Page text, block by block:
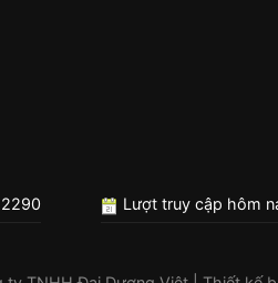
Lượt truy cập hôm